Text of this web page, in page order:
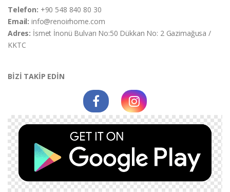
Telefon: +90 548 840 80 30
Email:info@renoirhome.com
Adres: İsmet İnonü Bulvarı No:50 Dükkan No: 2 Gazimağusa /
KKTC
BİZİ TAKİP EDİN